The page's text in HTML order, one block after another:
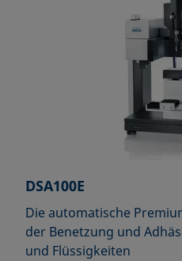
DSA100E
Die automatische
der Benetzung und
und Flüssigkeiten